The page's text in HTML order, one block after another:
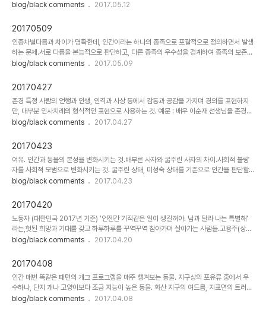
blog/black comments
2017.05.12
20170509
인종차별다름과 차이가 명확한데, 인간이라는 하나의 종족으로 포괄적으로 정의하면서 발생
하는 문제.서로 다름을 본능적으로 판단하고, 다른 종족의 우수성을 경계하여 종족의 보존을
위해 타 종족을 차별 하는 것.외계인(경계해야 할 새로운 지적 생명체)의 침공과 함께 인류라
얻는 것
blog/black comments 2017.05.09
20170427
존경 특정 사람의 언행과 인생, 인격과 사상 등에서 감동과 공감을 가지며 경의를 표현하지
만, 대부분 인사치레의 형식적인 표현으로 사용하는 것. 예문 : 배우 이순재 선생님을 존경한
다고 말하는 배우는 많지만, 화려함이 아닌 성실함을 우선시 하는 그의 연기 인생을 진심으
blog/black comments 2017.04.27
20170423
여유. 인간과 동물의 본성을 변화시키는 것.배부른 사자와 굶주린 사자의 차이.사회적 불량
자를 사회적 모범으로 변화시키는 것. 굶주린 상태, 미성숙 상태를 기준으로 인간을 판단할
때, 대상의 본질에 가까운 근본적 실체를 발견 할 수 있음.
blog/black comments 2017.04.23
20170420
노동자 (대한민국 2017년 기준) '언젠간 기적같은 일이 생길꺼야. 남과 달라 나는 특별해'
라는,헛된 희망과 기대를 갖고 하루하루를 꾸역꾸역 참아가며 살아가는 사람들.고용주(상위
계층)의 에너지원. 소도구 서민 은행에서 돈을 빌려 매달 이자를 갚으며 평생을 살아가는 사
땅의 주인에게 받치며 평생을 살아가는 사람.
blog/black comments 2017.04.20
20170408
인간 매번 똑같은 패턴의 개그 프로그램을 매주 챙겨보는 동물. 지구상의 포유류 중에서 우
수하나, 단지 개나 고양이보다 조금 지능이 높은 동물. 화산 지구의 여드름, 지표면의 트러블
로 발생하는 염증성 질환. 이에 따른 후유증으로 오목한 흉터 또는 확대된 흉터를 남기기도
blog/black comments 2017.04.08